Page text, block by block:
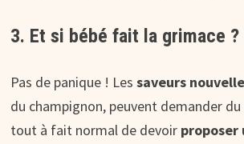
3. Et si bébé fait la grimace ?
Pas de panique ! Les saveurs
du champignon, peuvent demander du
tout à fait normal de devoir proposer